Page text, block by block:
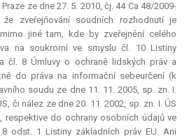
ze dne 27. 5. 2010, čj. 44 Ca 48/2009-
zveřejňování soudních rozhodnutí je
jiné tam, kde by zveřejnění celého
na soukromí ve smyslu čl. 10 Listiny
čl. 8 Úmluvy o ochraně lidských práv a
do práva na informační sebeurčení (k
soudu ze dne 11. 11. 2005, sp. zn. I.
či nález ze dne 20. 11. 2002, sp. zn. I. ÚS
respektive do ochrany osobních údajů ve
odst. 1 Listiny základních práv EU. Ani